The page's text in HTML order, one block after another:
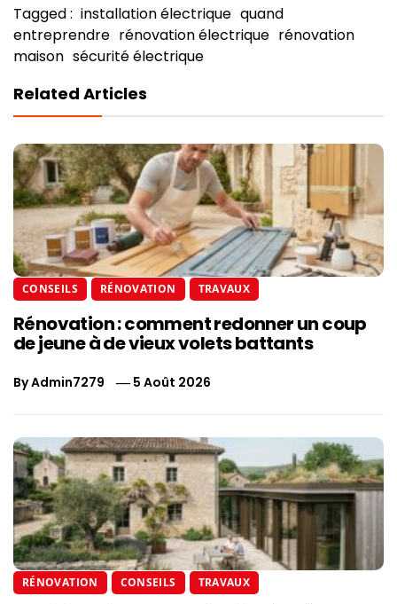
Tagged : installation électrique quand
entreprendre rénovation électrique rénovation
maison sécurité électrique
Related Articles
CONSEILS RÉNOVATION TRAVAUX
Rénovation : comment redonner un coup
de jeune à de vieux volets battants
ByAdmin7279 5 Août 2026
RÉNOVATION CONSEILS TRAVAUX